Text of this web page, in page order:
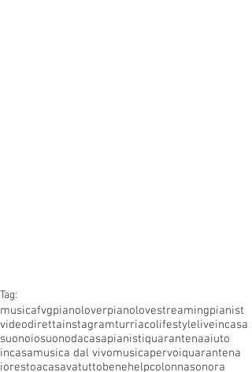
Tag:
musicafvgpianoloverpianolovestreamingpianist
videodirettainstagramturriacolifestyleliveincasa
suonoiosuonodacasapianistiquarantenaaiuto
incasamusica dal vivomusicapervoiquarantena
iorestoacasavatuttobenehelpcolonnasonora